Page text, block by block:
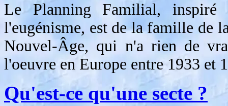
Le Planning Familial, inspiré
l'eugénisme, est de la famille de
Nouvel-Âge, qui n'a rien de
l'oeuvre en Europe entre 1933 et
Qu'est-ce qu'une secte ?